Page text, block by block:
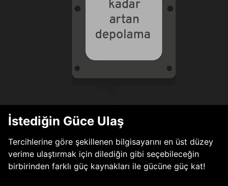
İstediğin Güce Ulaş
Tercihlerine göre şekillenen bilgisayarını en üst düzey
verime ulaştırmak için dilediğin gibi seçebileceğin
birbirinden farklı güç kaynakları ile gücüne güç kat!